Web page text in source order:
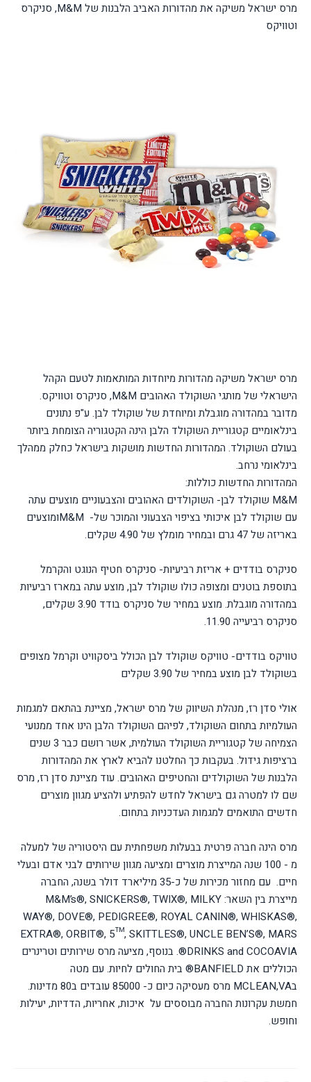
מרס ישראל משיקה את מהדורות האביב הלבנות של M&M, סניקרס
וטוויקס
מרס ישראל משיקה מהדורות מיוחדות המותאמות לטעם הקהל
הישראלי של מותגי השוקולד האהובים M&M, סניקרס וטוויקס.
מדובר במהדורה מוגבלת ומיוחדת של שוקולד לבן. ע"פ נתונים
בינלאומיים קטגוריית השוקולד הלבן הינה הקטגוריה הצומחת ביותר
בעולם השוקולד. המהדורות החדשות מושקות בישראל כחלק ממהלך
בינלאומי נרחב.
המהדורות החדשות כוללות:
M&M שוקולד לבן- השוקולדים האהובים והצבעוניים מוצעים עתה
עם שוקולד לבן איכותי בציפוי הצבעוני והמוכר של- M&Mומוצעים
באריזה של 47 גרם ובמחיר מומלץ של 4.90 שקלים.
סניקרס בודדים + אריזת רביעיות- סניקרס חטיף הנוגט והקרמל
בתוספת בוטנים ומצופה כולו שוקולד לבן, מוצע עתה במארז רביעיות
במהדורה מוגבלת. מוצע במחיר של סניקרס בודד 3.90 שקלים,
סניקרס רביעייה 11.90.
טוויקס בודדים- טוויקס שוקולד לבן הכולל ביסקוויט וקרמל מצופים
בשוקולד לבן מוצע במחיר של 3.90 שקלים
אולי סדן רז, מנהלת השיווק של מרס ישראל, מציינת בהתאם למגמות
העולמיות בתחום השוקולד, לפיהם השוקולד הלבן הינו אחד ממנועי
הצמיחה של קטגוריית השוקולד העולמית, אשר רושם כבר 3 שנים
ברציפות גידול. בעקבות כך החלטנו להביא לארץ את המהדורות
הלבנות של השוקולדים והחטיפים האהובים. עוד מציינת סדן רז, מרס
שם לו למטרה גם בישראל לחדש להפתיע ולהציע מגוון מוצרים
חדשים התואמים למגמות העדכניות בתחום.
מרס הינה חברה פרטית בבעלות משפחתית עם היסטוריה של למעלה
מ - 100 שנה המייצרת מוצרים ומציעה מגוון שירותים לבני אדם ובעלי
חיים. עם מחזור מכירות של כ-35 מיליארד דולר בשנה, החברה
מייצרת בין השאר: M&M’s®, SNICKERS®, TWIX®, MILKY
WAY®, DOVE®, PEDIGREE®, ROYAL CANIN®, WHISKAS®,
EXTRA®, ORBIT®, 5™, SKITTLES®, UNCLE BEN’S®, MARS
DRINKS and COCOAVIA®. בנוסף, מציעה מרס שירותים וטרינרים
הכוללים את BANFIELD® בית החולים לחיות. עם מטה
בMCLEAN,VA מרס מעסיקה כיום כ- 85000 עובדים ב80 מדינות.
חמשת עקרונות החברה מבוססים על איכות, אחריות, הדדיות, יעילות
וחופש.